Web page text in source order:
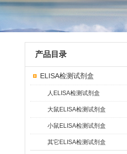
产品目录
ELISA检测试剂盒
人ELISA检测试剂盒
大鼠ELISA检测试剂盒
小鼠ELISA检测试剂盒
其它ELISA检测试剂盒